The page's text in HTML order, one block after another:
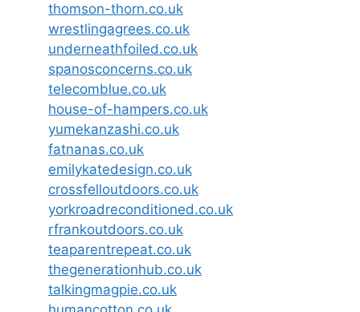
thomson-thorn.co.uk
wrestlingagrees.co.uk
underneathfoiled.co.uk
spanosconcerns.co.uk
telecomblue.co.uk
house-of-hampers.co.uk
yumekanzashi.co.uk
fatnanas.co.uk
emilykatedesign.co.uk
crossfelloutdoors.co.uk
yorkroadreconditioned.co.uk
rfrankoutdoors.co.uk
teaparentrepeat.co.uk
thegenerationhub.co.uk
talkingmagpie.co.uk